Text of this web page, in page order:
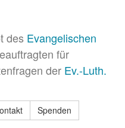
des Evangelischen
für
der Ev.-Luth.
Spenden